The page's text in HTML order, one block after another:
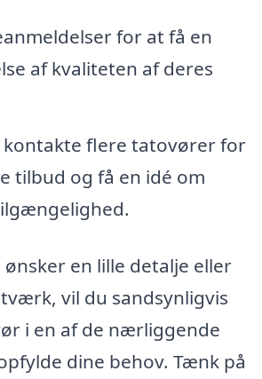
for at få en
af kvaliteten af deres
kontakte flere tatovører for
tilbud og få en idé om
en lille detalje eller
vil du sandsynligvis
i en af de nærliggende
dine behov. Tænk på